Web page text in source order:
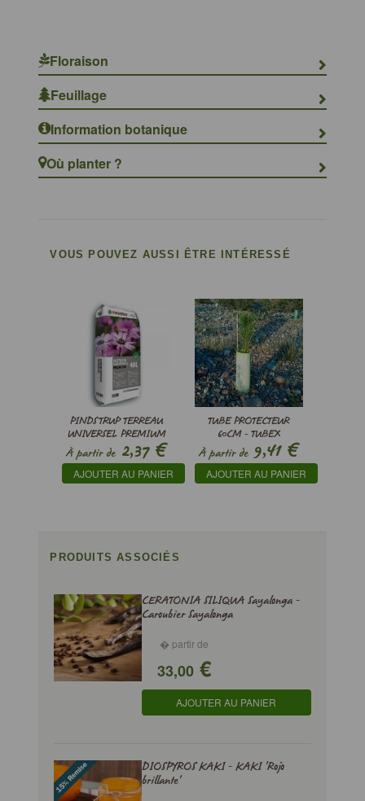
Floraison
Feuillage
Information botanique
Où planter ?
VOUS POUVEZ AUSSI ÊTRE INTÉRESSÉ
PINDSTRUP TERREAU
UNIVERSEL PREMIUM
À partir de2,37€
AJOUTER AU PANIER
TUBE PROTECTEUR
60CM - TUBEX
ECOFOREST 60
À partir de9,41€
AJOUTER AU PANIER
PRODUITS ASSOCIÉS
CERATONIA SILIQUA Sayalonga -
Caroubier Sayalonga
� partir de
33,00€
AJOUTER AU PANIER
DIOSPYROS KAKI - KAKI 'Rojo
brillante'